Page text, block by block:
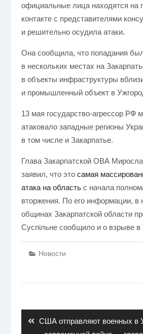
официальные лица находятся на
контакте с представителями
и решительно осудила атаки.
Она сообщила, что попадания
в нескольких местах на
в объекты инфраструктуры
и промышленный объект в
13 мая государство-агрессор РФ
атаковало западные регионы
в том числе и Закарпатье.
Глава Закарпатской ОВА
заявил, что это самая
атака на областьс начала
вторжения. По его информации, в
общинах Закарпатской области
Суспільне сообщило и о взрыве в
Новости
записям
Previous
США отправляют военных в